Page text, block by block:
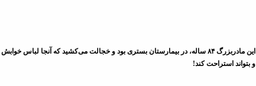
این مادربزرگ ۸۴ ساله، در بیمارستان بستری بود و خجالت می‌کشید که
و بتواند استراحت کند!